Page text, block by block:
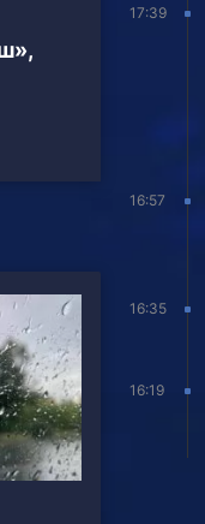
17:39
16:57
16:35
16:19